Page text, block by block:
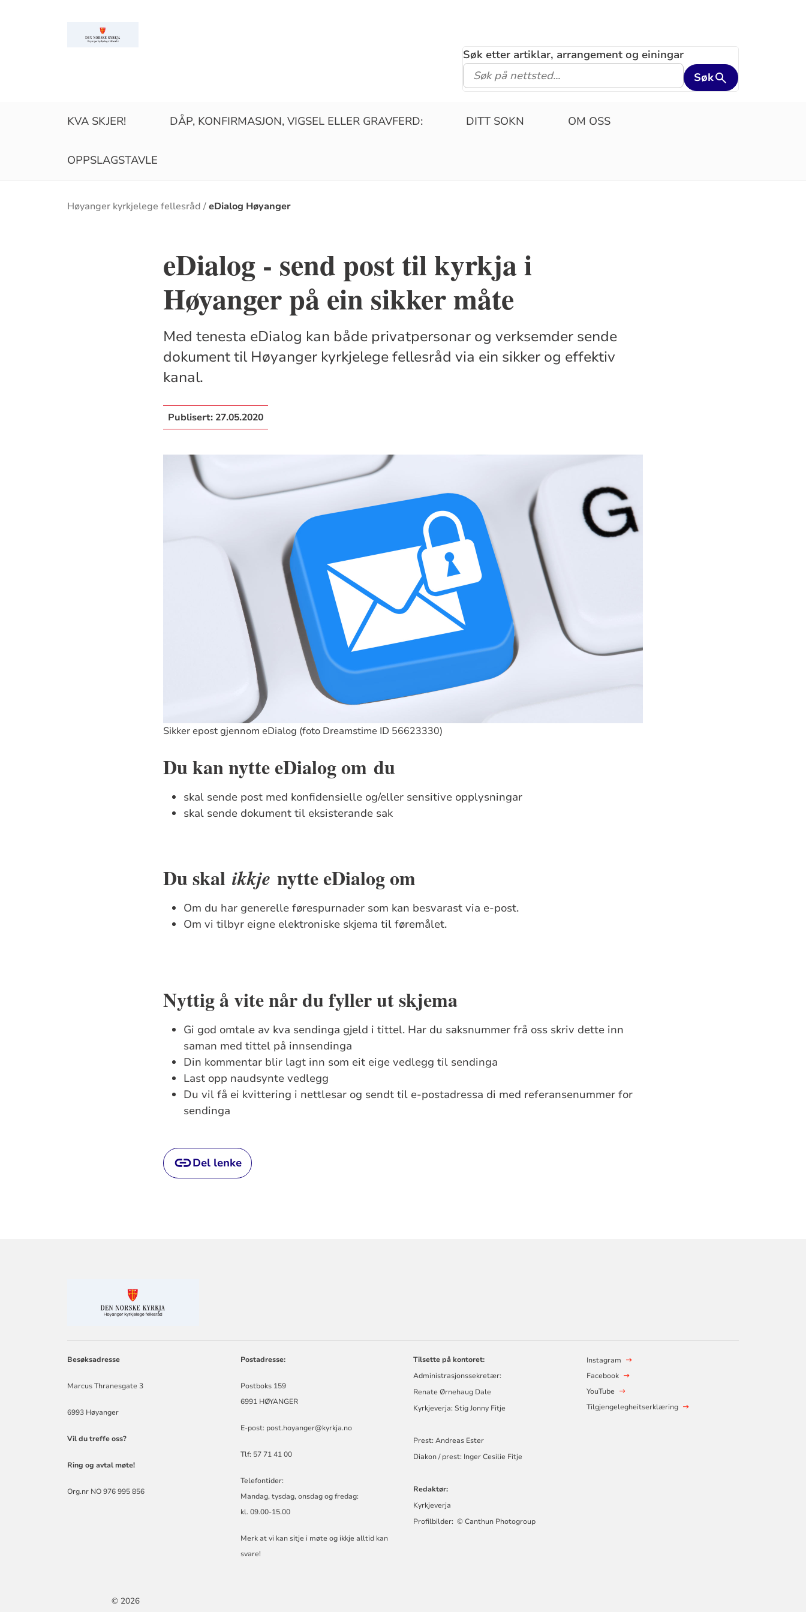
Søk etter artiklar, arrangement og einingar
Søk
KVA SKJER! DÅP, KONFIRMASJON, VIGSEL ELLER GRAVFERD: DITT SOKN OM OSS
OPPSLAGSTAVLE
Brødsmulesti
Høyanger kyrkjelege fellesråd eDialog Høyanger
eDialog - send post til kyrkja i
Høyanger på ein sikker måte
Med tenesta eDialog kan både privatpersonar og verksemder sende
dokument til Høyanger kyrkjelege fellesråd via ein sikker og effektiv
kanal.
Publisert: 27.05.2020
Sikker epost gjennom eDialog (foto Dreamstime ID 56623330)
Du kan nytte eDialog om du
skal sende post med konfidensielle og/eller sensitive opplysningar
skal sende dokument til eksisterande sak
Du skal ikkje nytte eDialog om
Om du har generelle førespurnader som kan besvarast via e-post.
Om vi tilbyr eigne elektroniske skjema til føremålet.
Nyttig å vite når du fyller ut skjema
Gi god omtale av kva sendinga gjeld i tittel. Har du saksnummer frå oss skriv dette inn
saman med tittel på innsendinga
Din kommentar blir lagt inn som eit eige vedlegg til sendinga
Last opp naudsynte vedlegg
Du vil få ei kvittering i nettlesar og sendt til e-postadressa di med referansenummer for
sendinga
Del lenke
Besøksadresse
Marcus Thranesgate 3
6993 Høyanger
Vil du treffe oss?
Ring og avtal møte!
Org.nr NO 976 995 856
Postadresse:
Postboks 159
6991 HØYANGER
E-post: post.hoyanger@kyrkja.no
Tlf: 57 71 41 00
Telefontider:
Mandag, tysdag, onsdag og fredag:
kl. 09.00-15.00
Merk at vi kan sitje i møte og ikkje alltid kan
svare!
Tilsette på kontoret:
Administrasjonssekretær:
Renate Ørnehaug Dale
Kyrkjeverja: Stig Jonny Fitje
Prest: Andreas Ester
Diakon / prest: Inger Cesilie Fitje
Redaktør:
Kyrkjeverja
Profilbilder: © Canthun Photogroup
Instagram
Facebook
YouTube
Tilgjengelegheitserklæring
© 2026